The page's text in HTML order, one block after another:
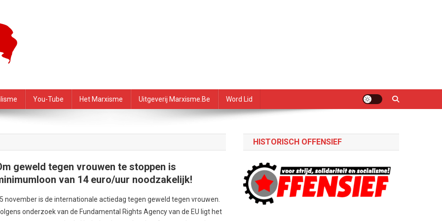
You-Tube Het Marxisme Uitgeverij Marxisme.be Word Lid
geweld tegen vrouwen te stoppen is
van 14 euro/uur noodzakelijk!
november is de internationale actiedag tegen geweld tegen vrouwen.
onderzoek van de Fundamental Rights Agency van de EU ligt het
HISTORISCH OFFENSIEF